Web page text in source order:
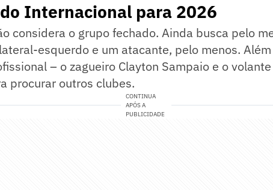
Internacional para 2026
considera o grupo fechado. Ainda busca pelo
esquerdo e um atacante, pelo menos.
– o zagueiro Clayton Sampaio e o
procurar outros clubes.
CONTINUA
APÓS A
PUBLICIDADE